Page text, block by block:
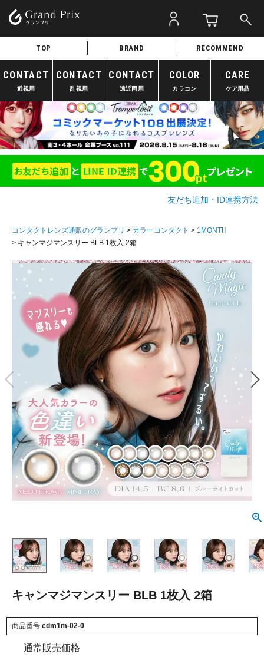
TOP BRAND RECOMMEND
CONTACT
近視用
CONTACT
乱視用
CONTACT
遠近両用
COLOR
カラコン
CARE
ケア用品
友だち追加・ID連携方法
コンタクトレンズ通販のグランプリ カラーコンタクト
1MONTH
キャンマジマンスリー BLB 1枚入 2箱
キャンマジマンスリー BLB 1枚入 2箱
商品番号 cdm1m-02-0
通常販売価格